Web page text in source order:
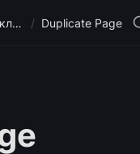
Figma: команды и клавиши / Duplicate Page